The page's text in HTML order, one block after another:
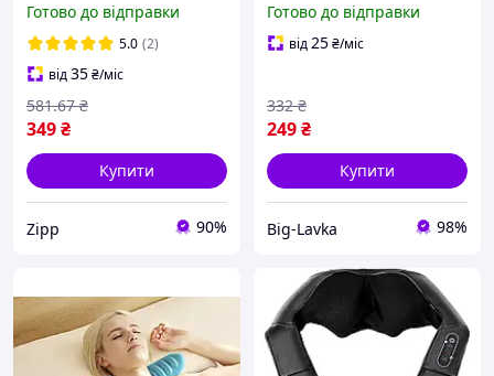
Готово до відправки
5.0 (2)
від35₴/міс
349₴
581.67 ₴
Купити
Zipp 90%
10 см Синій
Готово до відправки
від25₴/міс
249₴
332 ₴
Купити
Big-Lavka 98%